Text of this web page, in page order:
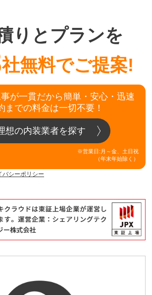
りとプランを
社無料でご提案!
が一貫だから簡単・安心・迅速
までの料金は一切不要！
想の内装業者を探す
※営業日:月～金、土日祝
（年末年始除く）
バシーポリシー